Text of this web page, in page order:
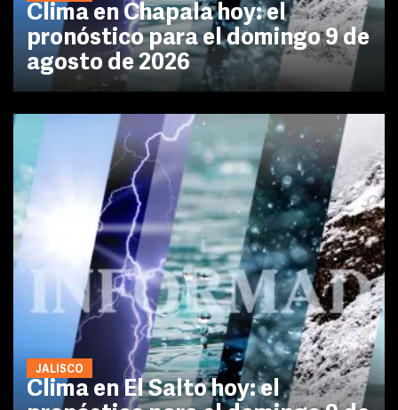
Clima en Chapala hoy: el
pronóstico para el domingo 9 de
agosto de 2026
JALISCO
Clima en El Salto hoy: el